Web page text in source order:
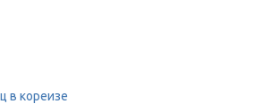
в кореизе